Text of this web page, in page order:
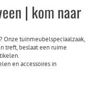
| kom naar
Onze tuinmeubelspeciaalzaak,
treft, beslaat een ruime
en accessoires in